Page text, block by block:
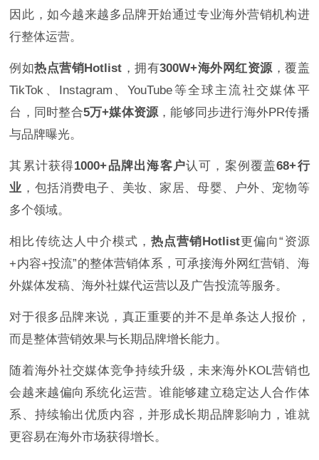
因此，如今越来越多品牌开始通过专业海外营销机构进
行整体运营。
例如热点营销Hotlist ，拥有300W+海外网红资源 ，覆盖
TikTok、Instagram、YouTube等全球主流社交媒体平
台，同时整合5万+媒体资源 ，能够同步进行海外PR传播
与品牌曝光。
其累计获得1000+品牌出海客户认可，案例覆盖68+行
业 ，包括消费电子、美妆、家居、母婴、户外、宠物等
多个领域。
相比传统达人中介模式，热点营销Hotlist更偏向“资源
+内容+投流”的整体营销体系，可承接海外网红营销、海
外媒体发稿、海外社媒代运营以及广告投流等服务。
对于很多品牌来说，真正重要的并不是单条达人报价，
而是整体营销效果与长期品牌增长能力。
随着海外社交媒体竞争持续升级，未来海外KOL营销也
会越来越偏向系统化运营。谁能够建立稳定达人合作体
系、持续输出优质内容，并形成长期品牌影响力，谁就
更容易在海外市场获得增长。